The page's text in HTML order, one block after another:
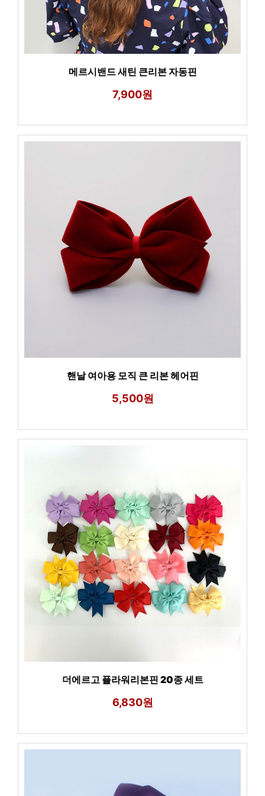
메르시밴드 새틴 큰리본 자동핀
7,900원
핸날 여아용 모직 큰 리본 헤어핀
5,500원
더에르고 플라워리본핀 20종 세트
6,830원